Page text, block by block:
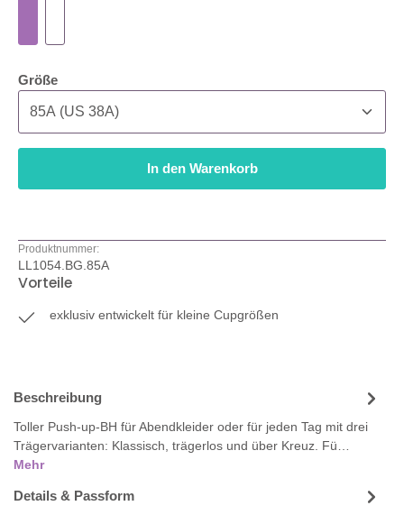
Größeauswählen
In den Warenkorb
Produktnummer:
LL1054.BG.85A
Vorteile
exklusiv entwickelt für kleine Cupgrößen
Beschreibung
Toller Push-up-BH für Abendkleider oder für jeden Tag mit drei
Trägervarianten: Klassisch, trägerlos und über Kreuz. Fü…
Mehr
Details & Passform